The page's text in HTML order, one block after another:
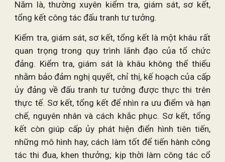
Năm là, thường xuyên kiểm tra, giám sát, sơ kết,
tổng kết công tác đấu tranh tư tưởng.
Kiểm tra, giám sát, sơ kết, tổng kết là một khâu rất
quan trọng trong quy trình lãnh đạo của tổ chức
đảng. Kiểm tra, giám sát là khâu không thể thiếu
nhằm bảo đảm nghị quyết, chỉ thị, kế hoạch của cấp
ủy đảng về đấu tranh tư tưởng được thực thi trên
thực tế. Sơ kết, tổng kết để nhìn ra ưu điểm và hạn
chế, nguyên nhân và cách khắc phục. Sơ kết, tổng
kết còn giúp cấp ủy phát hiện điển hình tiên tiến,
những mô hình hay, cách làm tốt để tiến hành công
tác thi đua, khen thưởng; kịp thời làm công tác cổ